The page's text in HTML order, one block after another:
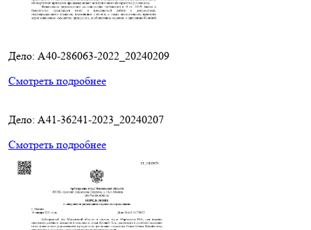
Дело: A40-286063-2022_20240209
Смотреть подробнее
Дело: A41-36241-2023_20240207
Смотреть подробнее